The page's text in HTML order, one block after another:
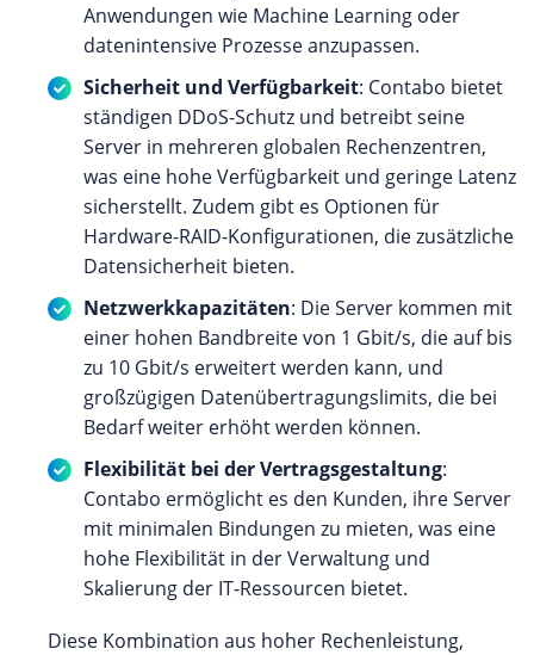
Anwendungen wie Machine Learning oder
datenintensive Prozesse anzupassen.
Sicherheit und Verfügbarkeit: Contabo bietet
ständigen DDoS-Schutz und betreibt seine
Server in mehreren globalen Rechenzentren,
was eine hohe Verfügbarkeit und geringe Latenz
sicherstellt. Zudem gibt es Optionen für
Hardware-RAID-Konfigurationen, die zusätzliche
Datensicherheit bieten.
Netzwerkkapazitäten: Die Server kommen mit
einer hohen Bandbreite von 1 Gbit/s, die auf bis
zu 10 Gbit/s erweitert werden kann, und
großzügigen Datenübertragungslimits, die bei
Bedarf weiter erhöht werden können.
Flexibilität bei der Vertragsgestaltung:
Contabo ermöglicht es den Kunden, ihre Server
mit minimalen Bindungen zu mieten, was eine
hohe Flexibilität in der Verwaltung und
Skalierung der IT-Ressourcen bietet.
Diese Kombination aus hoher Rechenleistung,